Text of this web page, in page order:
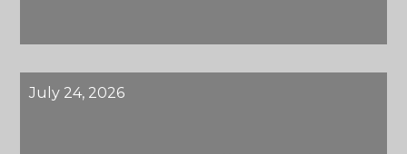
July 24, 2026